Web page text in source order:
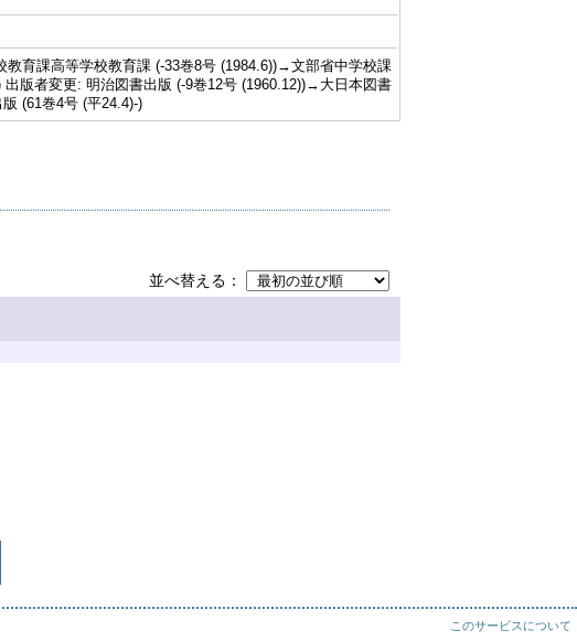
育課高等学校教育課 (-33巻8号 (1984.6))→文部省中学校課
版者変更: 明治図書出版 (-9巻12号 (1960.12))→大日本図書
(61巻4号 (平24.4)-)
並べ替える
このサービスについて